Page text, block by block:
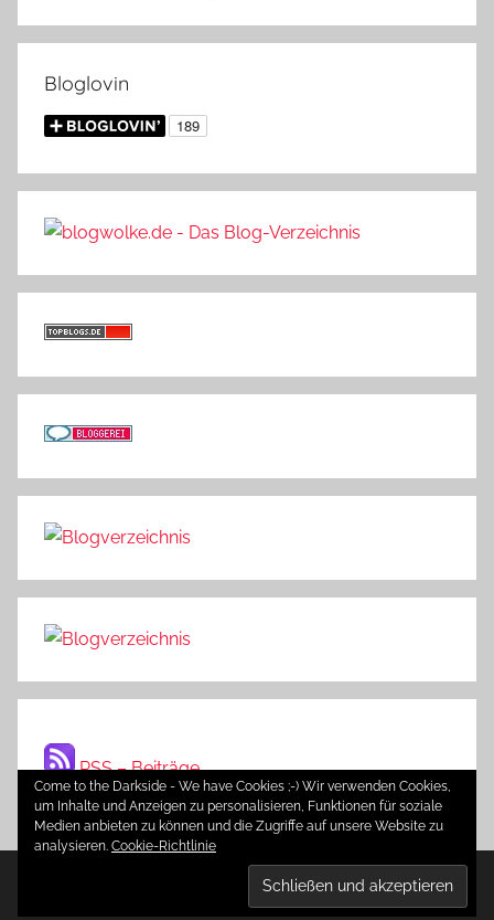
Bloglovin
RSS – Beiträge
WordPress-Theme: Donovan von ThemeZee.
Come to the Darkside - We have Cookies ;-) Wir verwenden Cookies,
um Inhalte und Anzeigen zu personalisieren, Funktionen für soziale
Medien anbieten zu können und die Zugriffe auf unsere Website zu
analysieren. Cookie-Richtlinie